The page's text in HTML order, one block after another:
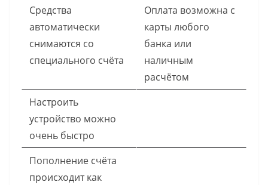
Средства
автоматически
снимаются со
специального счёта
Оплата возможна с
карты любого
банка или
наличным
расчётом
Настроить
устройство можно
очень быстро
Пополнение счёта
происходит как